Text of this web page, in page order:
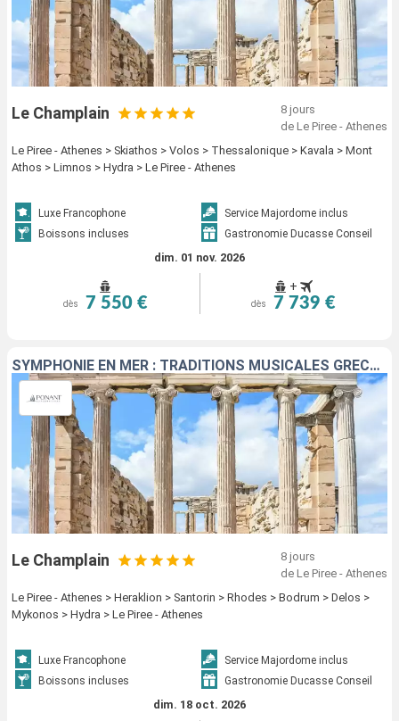
Le Champlain
8 jours
de Le Piree - Athenes
Le Piree - Athenes > Skiathos > Volos > Thessalonique > Kavala > Mont
Athos > Limnos > Hydra > Le Piree - Athenes
Luxe Francophone
Service Majordome inclus
Boissons incluses
Gastronomie Ducasse Conseil
dim. 01 nov. 2026
dès 7 550 €
+
dès 7 739 €
SYMPHONIE EN MER : TRADITIONS MUSICALES GRECQUES
Le Champlain
8 jours
de Le Piree - Athenes
Le Piree - Athenes > Heraklion > Santorin > Rhodes > Bodrum > Delos >
Mykonos > Hydra > Le Piree - Athenes
Luxe Francophone
Service Majordome inclus
Boissons incluses
Gastronomie Ducasse Conseil
dim. 18 oct. 2026